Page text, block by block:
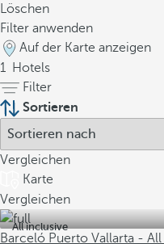
Löschen
Filter anwenden
Auf der Karte anzeigen
1 Hotels
Filter
Sortieren
Vergleichen
Karte
Vergleichen
All inclusive
Barceló Puerto Vallarta -